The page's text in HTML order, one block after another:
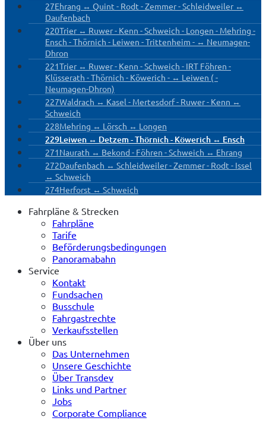
27Ehrang ↔ Quint - Rodt - Zemmer - Schleidweiler ↔
Daufenbach
220Trier ↔ Ruwer - Kenn - Schweich - Longen - Mehring -
Ensch - Thörnich - Leiwen - Trittenheim - ↔ Neumagen-
Dhron
221Trier ↔ Ruwer - Kenn - Schweich - IRT Föhren -
Klüsserath - Thörnich - Köwerich - ↔ Leiwen ( -
Neumagen-Dhron)
227Waldrach ↔ Kasel - Mertesdorf - Ruwer - Kenn ↔
Schweich
228Mehring ↔ Lörsch ↔ Longen
229Leiwen ↔ Detzem - Thörnich - Köwerich ↔ Ensch
271Naurath ↔ Bekond - Föhren - Schweich ↔ Ehrang
272Daufenbach ↔ Schleidweiler - Zemmer - Rodt - Issel
↔ Schweich
274Herforst ↔ Schweich
Fahrpläne & Strecken
Fahrpläne
Tarife
Beförderungs­bedingungen
Panoramabahn
Service
Kontakt
Fundsachen
Busschule
Fahrgastrechte
Verkaufsstellen
Über uns
Das Unternehmen
Unsere Geschichte
Über Transdev
Links und Partner
Jobs
Corporate Compliance